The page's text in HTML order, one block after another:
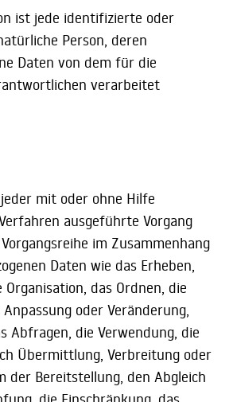
ist jede identifizierte oder
Person, deren
Daten von dem für die
verarbeitet
mit oder ohne Hilfe
ausgeführte Vorgang
im Zusammenhang
Daten wie das Erheben,
Organisation, das Ordnen, die
oder Veränderung,
Abfragen, die Verwendung, die
Übermittlung, Verbreitung oder
der Bereitstellung, den Abgleich
die Einschränkung, das